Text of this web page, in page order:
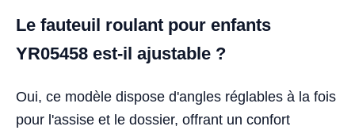
Le fauteuil roulant pour enfants
YR05458 est-il ajustable ?
Oui, ce modèle dispose d'angles réglables à la fois
pour l'assise et le dossier, offrant un confort